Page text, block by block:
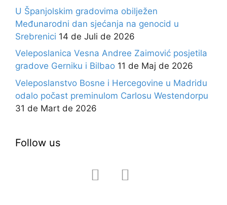
U Španjolskim gradovima obilježen
Međunarodni dan sjećanja na genocid u
Srebrenici 14 de Juli de 2026
Veleposlanica Vesna Andree Zaimović posjetila
gradove Gerniku i Bilbao 11 de Maj de 2026
Veleposlanstvo Bosne i Hercegovine u Madridu
odalo počast preminulom Carlosu Westendorpu
31 de Mart de 2026
Follow us
facebook instagram